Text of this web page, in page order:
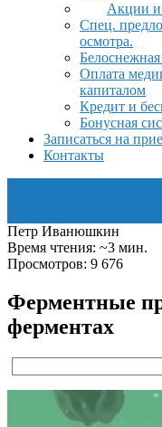
Акции и
Спец.
осмотра.
Оплата
капиталом
Кредит и
Бонусная
Записаться на
Контакты
Петр Иванюшкин
Время чтения: ~3 мин.
Просмотров: 9 676
Ферментные
ферментах